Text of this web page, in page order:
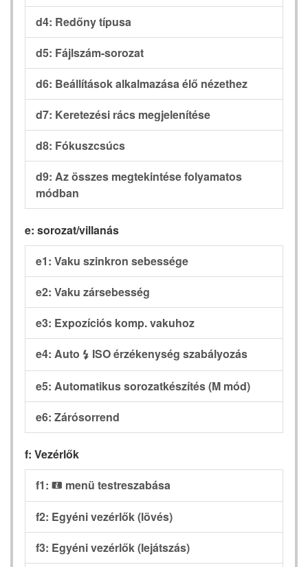
d4: Redőny típusa
d5: Fájlszám-sorozat
d6: Beállítások alkalmazása élő nézethez
d7: Keretezési rács megjelenítése
d8: Fókuszcsúcs
d9: Az összes megtekintése folyamatos
módban
e: sorozat/villanás
e1: Vaku szinkron sebessége
e2: Vaku zársebesség
e3: Expozíciós komp. vakuhoz
e4: Auto c ISO érzékenység szabályozás
e5: Automatikus sorozatkészítés (M mód)
e6: Zárósorrend
f: Vezérlők
f1: i menü testreszabása
f2: Egyéni vezérlők (lövés)
f3: Egyéni vezérlők (lejátszás)